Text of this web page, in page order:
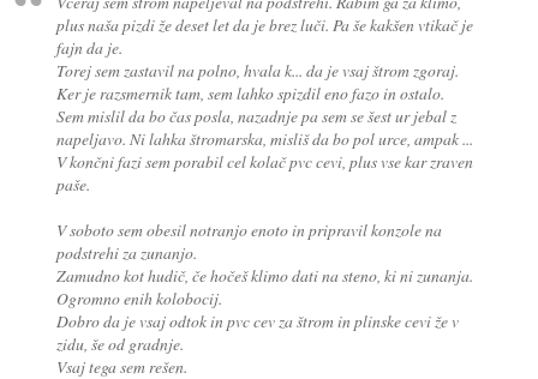
plus naša pizdi že deset let da je brez luči. Pa še kakšen vtikač je
fajn da je.
Torej sem zastavil na polno, hvala k... da je vsaj štrom zgoraj.
Ker je razsmernik tam, sem lahko spizdil eno fazo in ostalo.
Sem mislil da bo čas posla, nazadnje pa sem se šest ur jebal z
napeljavo. Ni lahka štromarska, misliš da bo pol urce, ampak ...
V končni fazi sem porabil cel kolač pvc cevi, plus vse kar zraven
paše.
V soboto sem obesil notranjo enoto in pripravil konzole na
podstrehi za zunanjo.
Zamudno kot hudič, če hočeš klimo dati na steno, ki ni zunanja.
Ogromno enih kolobocij.
Dobro da je vsaj odtok in pvc cev za štrom in plinske cevi že v
zidu, še od gradnje.
Vsaj tega sem rešen.